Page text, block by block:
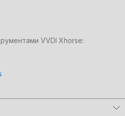
VVDI Xhorse: